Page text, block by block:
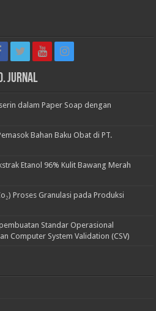
Jurnal
dalam Paper Soap dengan
Bahan Baku Obat di PT.
Etanol 96% Kulit Bawang Merah
Proses Granulasi pada Produksi
Standar Operasional
Computer System Validation (CSV)